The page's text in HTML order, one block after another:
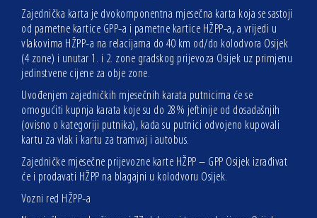
Zajednička karta je dvokomponentna mjesečna karta koja se sastoji
od pametne kartice GPP-a i pametne kartice HŽPP-a, a vrijedi u
vlakovima HŽPP-a na relacijama do 40 km od/do kolodvora Osijek
(4 zone) i unutar 1. i 2. zone gradskog prijevoza Osijek uz primjenu
jedinstvene cijene za obje zone.
Uvođenjem zajedničkih mjesečnih karata putnicima će se
omogućiti kupnja karata koje su do 28% jeftinije od dosadašnjih
(ovisno o kategoriji putnika), kada su putnici odvojeno kupovali
kartu za vlak i kartu za tramvaj i autobus.
Zajedničke mjesečne prijevozne karte HŽPP – GPP Osijek izrađivat
će i prodavati HŽPP na blagajni u kolodvoru Osijek.
Vozni red HŽPP-a